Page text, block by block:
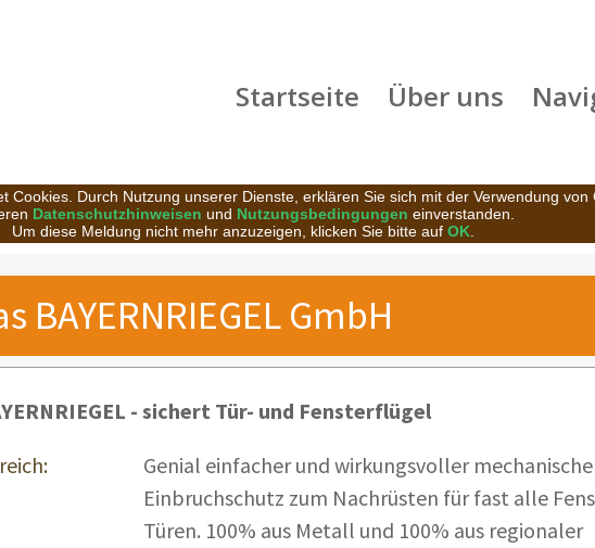
Startseite Über uns
Cookies. Durch Nutzung unserer Dienste, erklären Sie sich mit der Verwendung von
Datenschutzhinweisen und Nutzungsbedingungen einverstanden.
Um diese Meldung nicht mehr anzuzeigen, klicken Sie bitte auf OK
BAYERNRIEGEL GmbH
- sichert Tür- und Fensterflügel
Genial einfacher und wirkungsvoller
Einbruchschutz zum Nachrüsten für fast alle
Türen. 100% aus Metall und 100% aus regionaler